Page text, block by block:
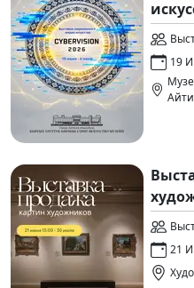
19
21